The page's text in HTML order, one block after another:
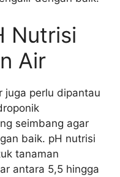
Nutrisi
Air
juga perlu dipantau
seimbang agar
baik. pH nutrisi
tanaman
antara 5,5 hingga